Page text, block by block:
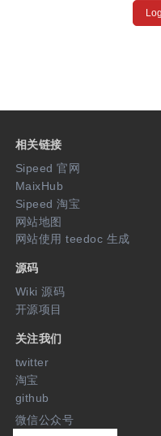
相关链接
Sipeed 官网
MaixHub
Sipeed 淘宝
网站地图
网站使用 teedoc 生成
源码
Wiki 源码
开源项目
关注我们
twitter
淘宝
github
微信公众号